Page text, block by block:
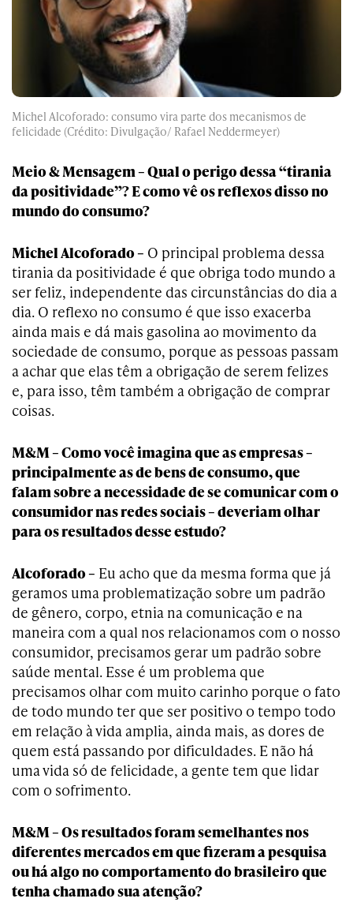
Michel Alcoforado: consumo vira parte dos mecanismos de
felicidade (Crédito: Divulgação/ Rafael Neddermeyer)
Meio & Mensagem – Qual o perigo dessa “tirania
da positividade”? E como vê os reflexos disso no
mundo do consumo?
Michel Alcoforado – O principal problema dessa
tirania da positividade é que obriga todo mundo a
ser feliz, independente das circunstâncias do dia a
dia. O reflexo no consumo é que isso exacerba
ainda mais e dá mais gasolina ao movimento da
sociedade de consumo, porque as pessoas passam
a achar que elas têm a obrigação de serem felizes
e, para isso, têm também a obrigação de comprar
coisas.
M&M – Como você imagina que as empresas –
principalmente as de bens de consumo, que
falam sobre a necessidade de se comunicar com o
consumidor nas redes sociais – deveriam olhar
para os resultados desse estudo?
Alcoforado – Eu acho que da mesma forma que já
geramos uma problematização sobre um padrão
de gênero, corpo, etnia na comunicação e na
maneira com a qual nos relacionamos com o nosso
consumidor, precisamos gerar um padrão sobre
saúde mental. Esse é um problema que
precisamos olhar com muito carinho porque o fato
de todo mundo ter que ser positivo o tempo todo
em relação à vida amplia, ainda mais, as dores de
quem está passando por dificuldades. E não há
uma vida só de felicidade, a gente tem que lidar
com o sofrimento.
M&M – Os resultados foram semelhantes nos
diferentes mercados em que fizeram a pesquisa
ou há algo no comportamento do brasileiro que
tenha chamado sua atenção?